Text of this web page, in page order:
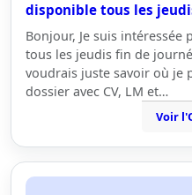
disponible tous les
Bonjour, Je suis
tous les jeudis fin de
voudrais juste savoir où je
dossier avec CV, LM et…
Voir